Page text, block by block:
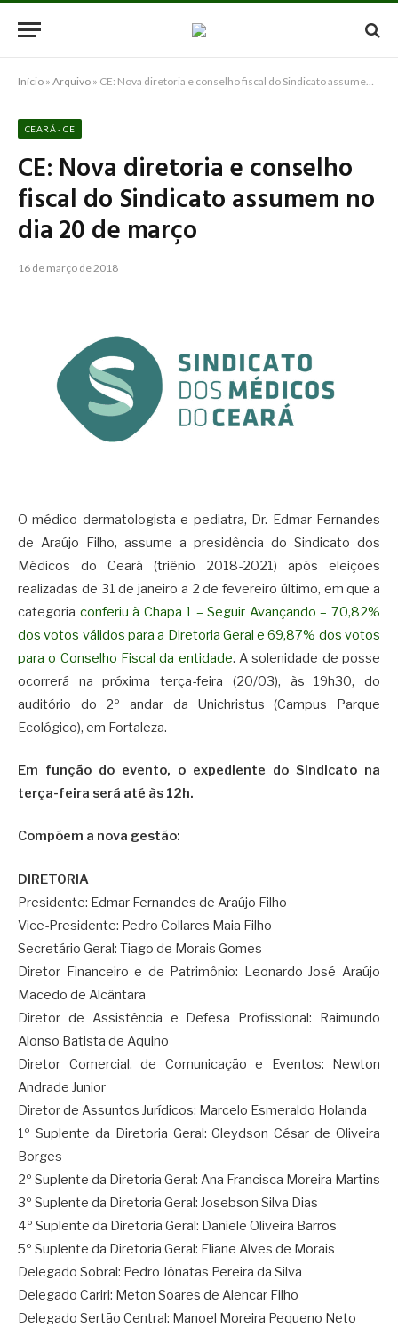
Início » Arquivo » CE: Nova diretoria e conselho fiscal do Sindicato assumem no dia 20 de março
CEARÁ - CE
CE: Nova diretoria e conselho
fiscal do Sindicato assumem no
dia 20 de março
16 de março de 2018
O médico dermatologista e pediatra, Dr. Edmar Fernandes
de Araújo Filho, assume a presidência do Sindicato dos
Médicos do Ceará (triênio 2018-2021) após eleições
realizadas de 31 de janeiro a 2 de fevereiro último, em que a
categoria conferiu à Chapa 1 – Seguir Avançando – 70,82%
dos votos válidos para a Diretoria Geral e 69,87% dos votos
para o Conselho Fiscal da entidade. A solenidade de posse
ocorrerá na próxima terça-feira (20/03), às 19h30, do
auditório do 2º andar da Unichristus (Campus Parque
Ecológico), em Fortaleza.
Em função do evento, o expediente do Sindicato na
terça-feira será até às 12h.
Compõem a nova gestão:
DIRETORIA
Presidente: Edmar Fernandes de Araújo Filho
Vice-Presidente: Pedro Collares Maia Filho
Secretário Geral: Tiago de Morais Gomes
Diretor Financeiro e de Patrimônio: Leonardo José Araújo
Macedo de Alcântara
Diretor de Assistência e Defesa Profissional: Raimundo
Alonso Batista de Aquino
Diretor Comercial, de Comunicação e Eventos: Newton
Andrade Junior
Diretor de Assuntos Jurídicos: Marcelo Esmeraldo Holanda
1º Suplente da Diretoria Geral: Gleydson César de Oliveira
Borges
2º Suplente da Diretoria Geral: Ana Francisca Moreira Martins
3º Suplente da Diretoria Geral: Josebson Silva Dias
4º Suplente da Diretoria Geral: Daniele Oliveira Barros
5º Suplente da Diretoria Geral: Eliane Alves de Morais
Delegado Sobral: Pedro Jônatas Pereira da Silva
Delegado Cariri: Meton Soares de Alencar Filho
Delegado Sertão Central: Manoel Moreira Pequeno Neto